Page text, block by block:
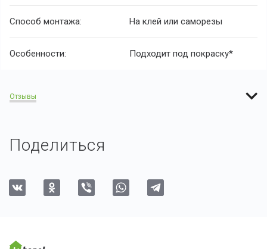
Способ монтажа: На клей или саморезы
Особенности: Подходит под покраску*
Отзывы
Поделиться